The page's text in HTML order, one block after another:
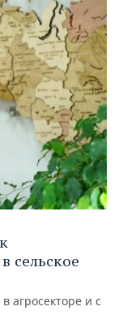
сельское
агросекторе и с